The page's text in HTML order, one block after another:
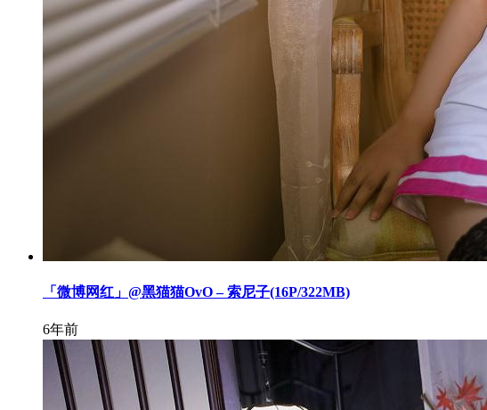
「微博网红」@黑猫猫OvO – 索尼子(16P/322MB)
6年前